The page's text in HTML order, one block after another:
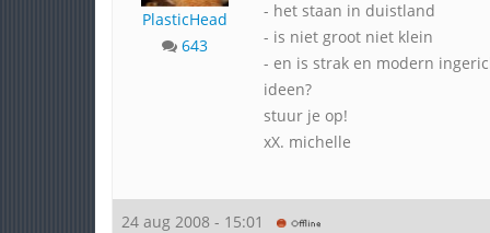
PlasticHead
643
- het staan in duistland
- is niet groot niet klein
- en is strak en modern
ideen?
stuur je op!
xX. michelle
24 aug 2008 - 15:01